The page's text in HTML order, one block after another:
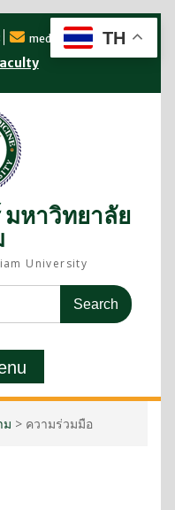
med@siam.edu
หาวิทยาลัย
University
ม > ความร่วมมือ
TH